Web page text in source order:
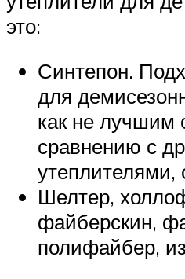
это:
Синтепон.
для
как не лучшим
сравнению с
утеплителями,
Шелтер,
файберскин,
полифайбер,